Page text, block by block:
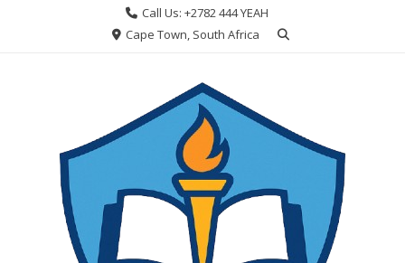
Call Us: +2782 444 YEAH
Cape Town, South Africa